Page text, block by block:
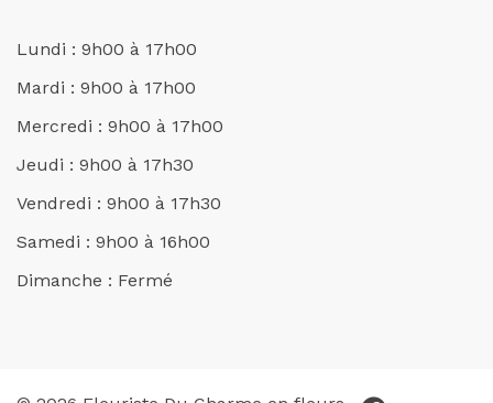
Lundi : 9h00 à 17h00
Mardi : 9h00 à 17h00
Mercredi : 9h00 à 17h00
Jeudi : 9h00 à 17h30
Vendredi : 9h00 à 17h30
Samedi : 9h00 à 16h00
Dimanche : Fermé